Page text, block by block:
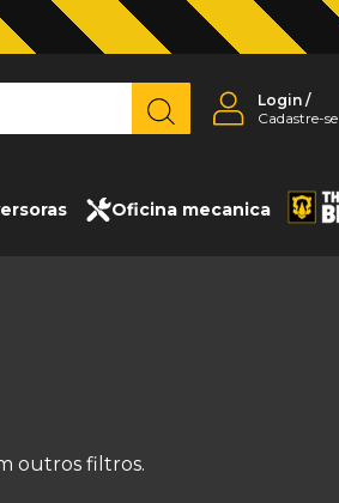
Login/
Cadastre-se
Oficina mecanica
outros filtros.